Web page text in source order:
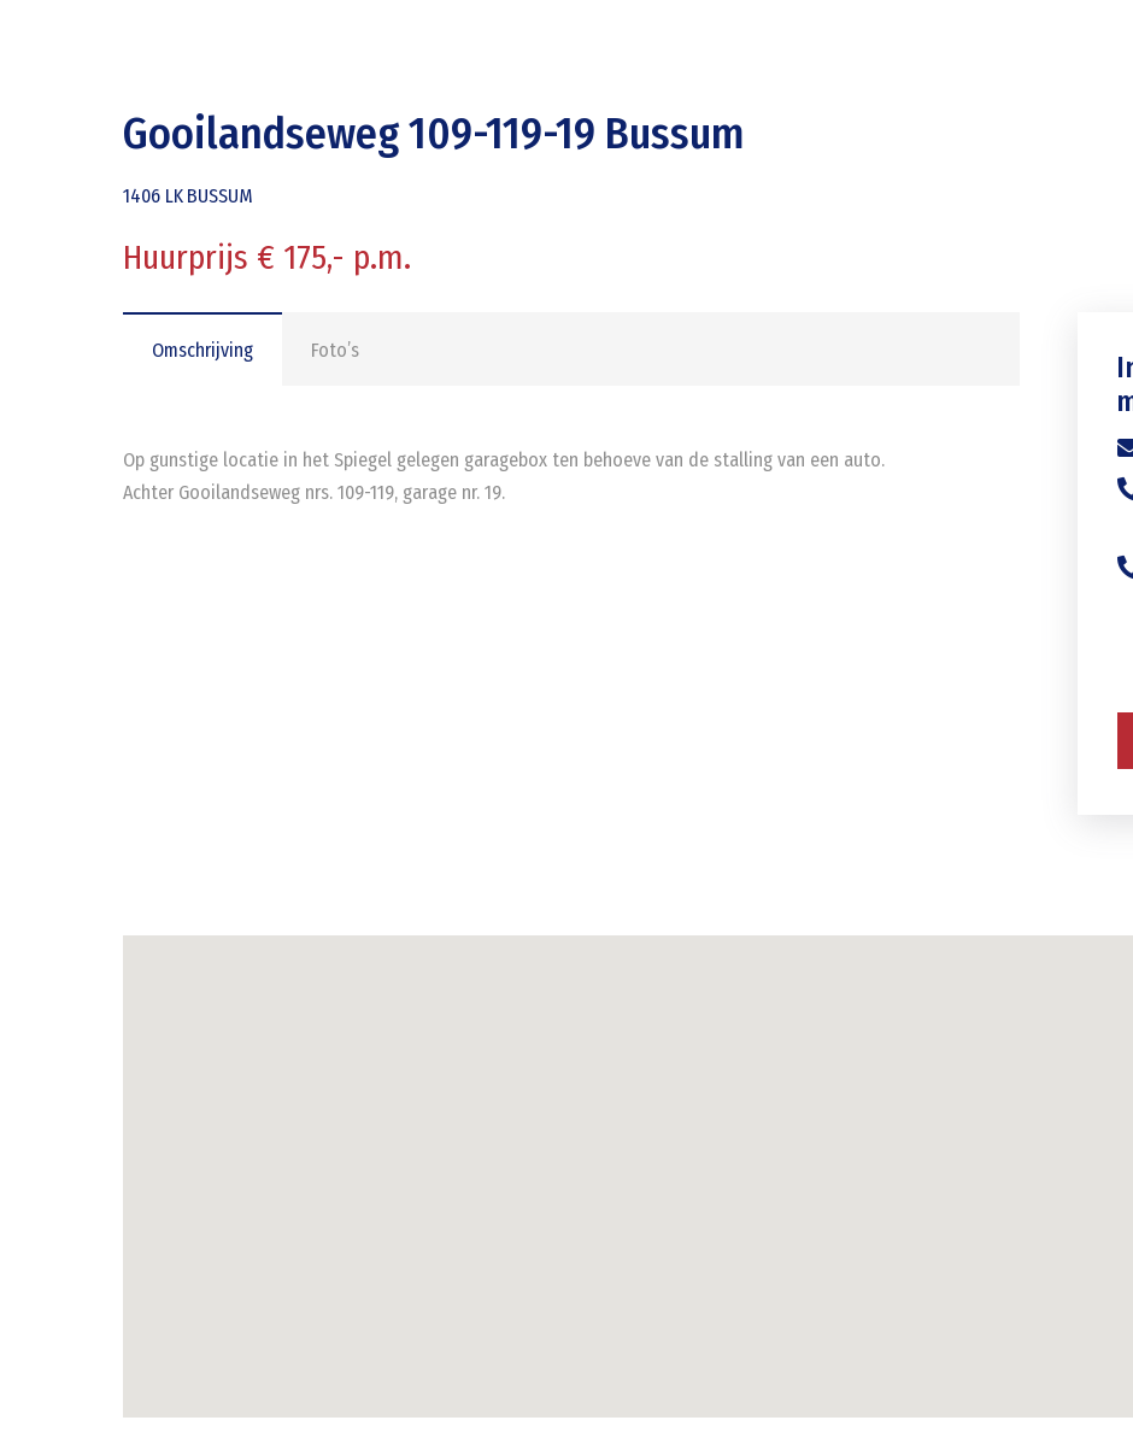
Gooilandseweg 109-119-19 Bussum
1406 LK BUSSUM
Huurprijs € 175,- p.m.
Omschrijving Foto’s
Op gunstige locatie in het Spiegel gelegen garagebox ten behoeve van de stalling van een auto.
Achter Gooilandseweg nrs. 109-119, garage nr. 19.